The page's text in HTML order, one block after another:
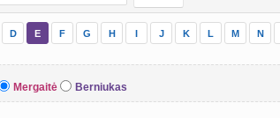
D E F G H I J K L M N
Mergaitė Berniukas